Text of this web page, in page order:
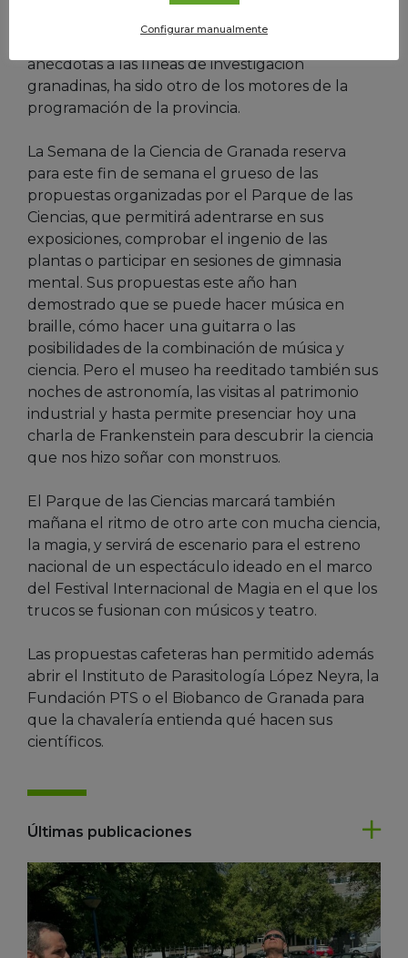
con Ciencia, centrada en sentar a los científicos
anécdotas a las líneas de investigación
granadinas, ha sido otro de los motores de la
programación de la provincia.
La Semana de la Ciencia de Granada reserva
para este fin de semana el grueso de las
propuestas organizadas por el Parque de las
Ciencias, que permitirá adentrarse en sus
exposiciones, comprobar el ingenio de las
plantas o participar en sesiones de gimnasia
mental. Sus propuestas este año han
demostrado que se puede hacer música en
braille, cómo hacer una guitarra o las
posibilidades de la combinación de música y
ciencia. Pero el museo ha reeditado también sus
noches de astronomía, las visitas al patrimonio
industrial y hasta permite presenciar hoy una
charla de Frankenstein para descubrir la ciencia
que nos hizo soñar con monstruos.
El Parque de las Ciencias marcará también
mañana el ritmo de otro arte con mucha ciencia,
la magia, y servirá de escenario para el estreno
nacional de un espectáculo ideado en el marco
del Festival Internacional de Magia en el que los
trucos se fusionan con músicos y teatro.
Las propuestas cafeteras han permitido además
abrir el Instituto de Parasitología López Neyra, la
Fundación PTS o el Biobanco de Granada para
que la chavalería entienda qué hacen sus
científicos.
Últimas publicaciones
Configurar manualmente